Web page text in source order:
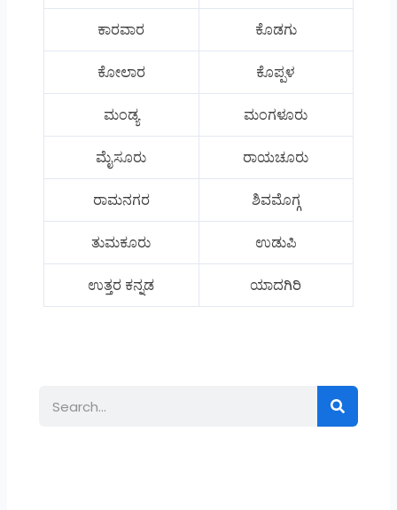
ಕಾರವಾರ ಕೊಡಗು
ಕೋಲಾರ ಕೊಪ್ಪಳ
ಮಂಡ್ಯ ಮಂಗಳೂರು
ಮೈಸೂರು ರಾಯಚೂರು
ರಾಮನಗರ ಶಿವಮೊಗ್ಗ
ತುಮಕೂರು ಉಡುಪಿ
ಉತ್ತರ ಕನ್ನಡ ಯಾದಗಿರಿ
Search